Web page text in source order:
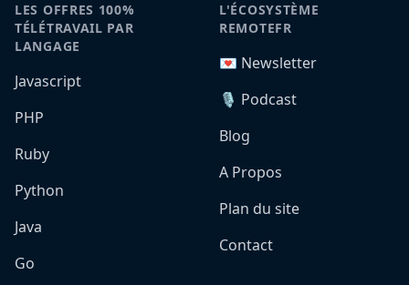
LES OFFRES 100%
TÉLÉTRAVAIL PAR
LANGAGE
Javascript
PHP
Ruby
Python
Java
Go
L'ÉCOSYSTÈME
REMOTEFR
💌 Newsletter
🎙️ Podcast
Blog
A Propos
Plan du site
Contact